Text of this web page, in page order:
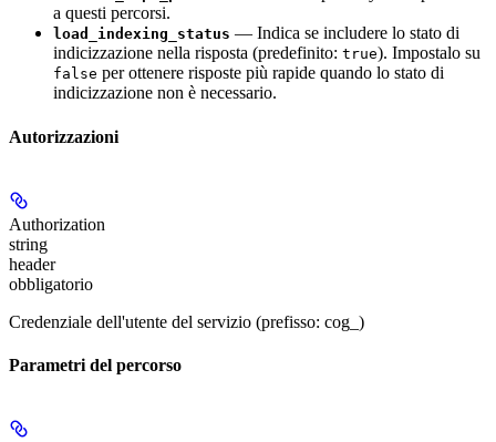
a questi percorsi.
load_indexing_status — Indica se includere lo stato di
indicizzazione nella risposta (predefinito: true). Impostalo su
false per ottenere risposte più rapide quando lo stato di
indicizzazione non è necessario.
Autorizzazioni
Authorization
string
header
obbligatorio
Credenziale dell'utente del servizio (prefisso: cog_)
Parametri del percorso